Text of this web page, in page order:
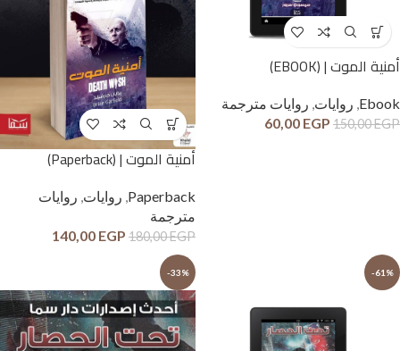
أمنية الموت | (EBOOK)
Ebook
, روايات, روايات مترجمة
150,00EGP
60,00 EGP
أمنية الموت | (Paperback)
Paperback روايات روايات
مترجمة
180,00EGP
140,00 EGP
-61%
-33%